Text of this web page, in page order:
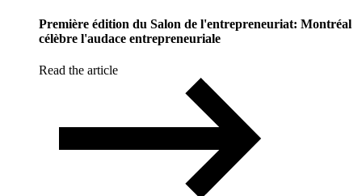
Première édition du Salon de l'entrepreneuriat: Montréal
célèbre l'audace entrepreneuriale
Read the article